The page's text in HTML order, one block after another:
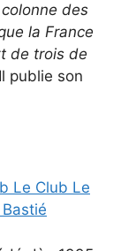
des
la France
de trois de
publie son
Le Club Le